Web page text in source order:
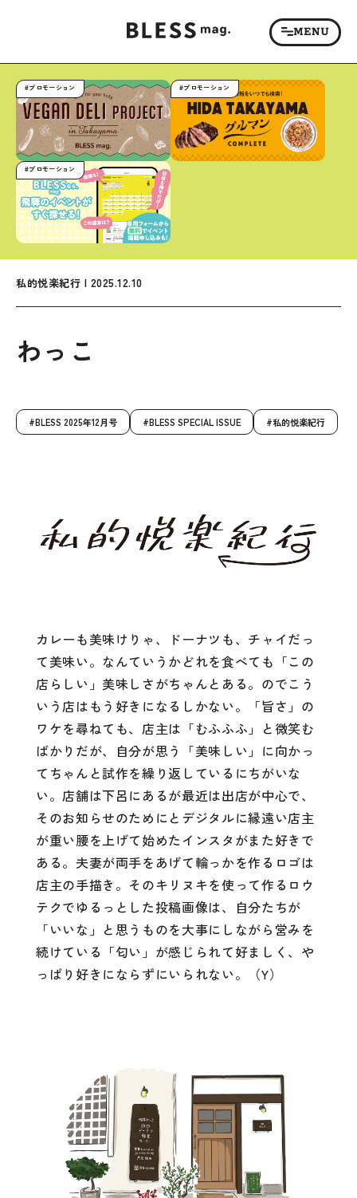
#プロモーション #プロモーション
#プロモーション
私的悦楽紀行 | 2025.12.10
わっこ
BLESS 2025年12月号 BLESS SPECIAL ISSUE 私的悦楽紀行
カレーも美味けりゃ、ドーナツも、チャイだっ
て美味い。なんていうかどれを食べても「この
店らしい」美味しさがちゃんとある。のでこう
いう店はもう好きになるしかない。「旨さ」の
ワケを尋ねても、店主は「むふふふ」と微笑む
ばかりだが、自分が思う「美味しい」に向かっ
てちゃんと試作を繰り返しているにちがいな
い。店舗は下呂にあるが最近は出店が中心で、
そのお知らせのためにとデジタルに縁遠い店主
が重い腰を上げて始めたインスタがまた好きで
ある。夫妻が両手をあげて輪っかを作るロゴは
店主の手描き。そのキリヌキを使って作るロウ
テクでゆるっとした投稿画像は、自分たちが
「いいな」と思うものを大事にしながら営みを
続けている「匂い」が感じられて好ましく、や
っぱり好きにならずにいられない。（Y）